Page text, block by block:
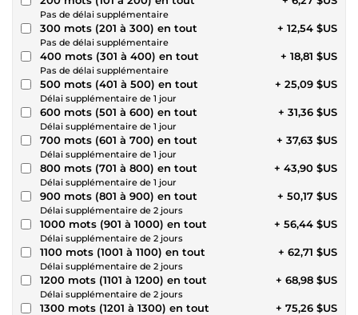
Pas de délai supplémentaire
300 mots (201 à 300) en tout
Pas de délai supplémentaire
+ 12,54 $US
400 mots (301 à 400) en tout
Pas de délai supplémentaire
+ 18,81 $US
500 mots (401 à 500) en tout
Délai supplémentaire de 1 jour
+ 25,09 $US
600 mots (501 à 600) en tout
Délai supplémentaire de 1 jour
+ 31,36 $US
700 mots (601 à 700) en tout
Délai supplémentaire de 1 jour
+ 37,63 $US
800 mots (701 à 800) en tout
Délai supplémentaire de 1 jour
+ 43,90 $US
900 mots (801 à 900) en tout
Délai supplémentaire de 2 jours
+ 50,17 $US
1000 mots (901 à 1000) en tout
Délai supplémentaire de 2 jours
+ 56,44 $US
1100 mots (1001 à 1100) en tout
Délai supplémentaire de 2 jours
+ 62,71 $US
1200 mots (1101 à 1200) en tout
Délai supplémentaire de 2 jours
+ 68,98 $US
1300 mots (1201 à 1300) en tout + 75,26 $US